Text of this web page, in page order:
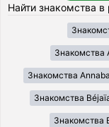
Найти знакомства
Знакомства
Знакомства Annaba
Знакомства
Знакомства